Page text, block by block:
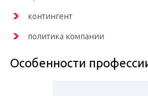
контингент
политика компании
Особенности